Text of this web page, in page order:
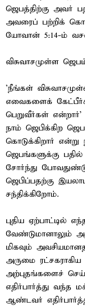
ஜெபத்திற்கு அவர்
அவரைப் பற்றிக்
யோவான் 5:14-ம்
விசுவாசமுள்ள
'நீங்கள்
எவைகளைக்
பெறுவீர்கள் என்றார்'
நாம் ஜெபிக்கிற
கொடுக்கிறார் என்று
ஜெபங்களுக்கு
சோர்ந்து
ஜெபிப்பதற்கு
சந்திக்கிறோம்.
புதிய ஏற்பாட்டில்
வேண்டுமானாலும்
மிகவும்
அருமை
அற்புதங்களைச்
எதிர்பார்த்து வந்த
ஆண்டவர்